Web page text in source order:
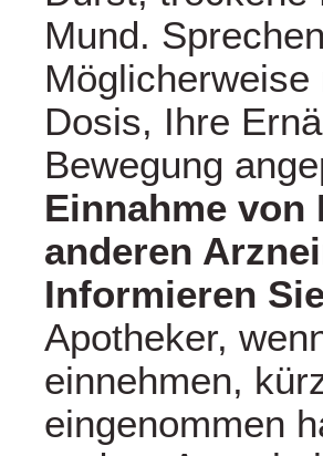
Mund.
Dosis, Ihre
Bewegung
Einnahme von
anderen
Informieren
Apotheker,
einnehmen,
eingenommen